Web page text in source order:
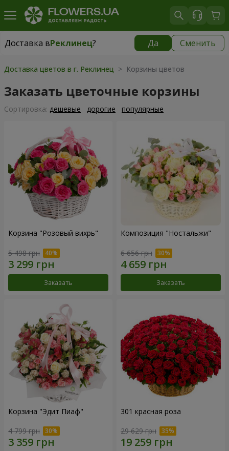
Доставка вРеклинец? Да Сменить
Доставка вРеклинец|
Доставка цветов в г. Реклинец > Корзины цветов
Заказать цветочные корзины
Cортировка: дешевые дорогие популярные
Корзина "Розовый вихрь"
5 498 грн
Заказать
Композиция "Ностальжи"
6 656 грн
Заказать
Корзина "Эдит Пиаф"
4 799 грн
301 красная роза
29 629 грн